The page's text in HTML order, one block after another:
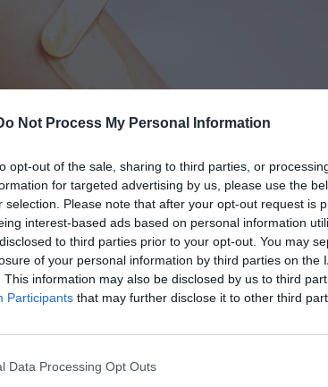
Not Process My Personal Information
opt-out of the sale, sharing to third parties, or
for targeted advertising by us, please use the
selection. Please note that after your opt-out request is
interest-based ads based on personal information
to third parties prior to your opt-out. You may
of your personal information by third parties on the
This information may also be disclosed by us to third
Participants that may further disclose it to other third
Data Processing Opt Outs
wax είναι πολλοί. Αρχικά, είναι ένας ιδιαίτερα